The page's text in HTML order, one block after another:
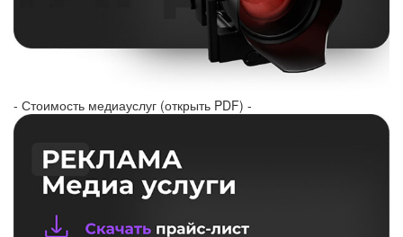
- Стоимость медиауслуг (открыть PDF) -